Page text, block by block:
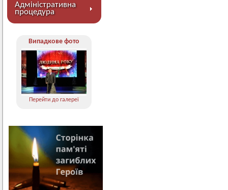
Адміністративна
процедура
Випадкове фото
Перейти до галереї